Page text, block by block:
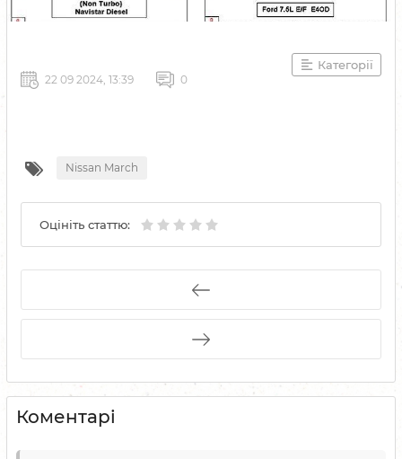
Категорії
22 09 2024, 13:39 0
Nissan March
Оцініть статтю:
Коментарі